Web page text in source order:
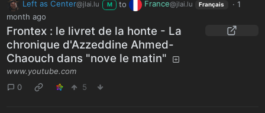
Left as Center@jlai.lu M to France@jlai.lu Français ·1
month ago
Frontex : le livret de la honte - La
chronique d'Azzeddine Ahmed-
Chaouch dans "nove le matin"
www.youtube.com
0
5